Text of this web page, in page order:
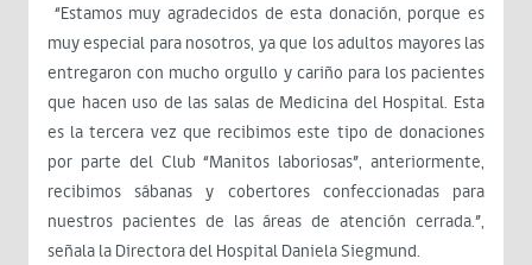
“Estamos muy agradecidos de esta donación, porque es
muy especial para nosotros, ya que los adultos mayores las
entregaron con mucho orgullo y cariño para los pacientes
que hacen uso de las salas de Medicina del Hospital. Esta
es la tercera vez que recibimos este tipo de donaciones
por parte del Club “Manitos laboriosas”, anteriormente,
recibimos sábanas y cobertores confeccionadas para
nuestros pacientes de las áreas de atención cerrada.”,
señala la Directora del Hospital Daniela Siegmund.